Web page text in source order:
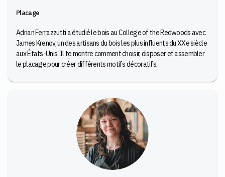
Placage
Adrian Ferrazzutti a étudié le bois au College of the Redwoods avec
James Krenov, un des artisans du bois les plus influents du XXe siècle
aux États-Unis. Il te montre comment choisir, disposer et assembler
le placage pour créer différents motifs décoratifs.